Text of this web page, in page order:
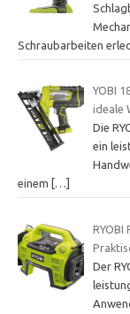
Schraubarbeiten
YOBI
ideale
Die
ein
einem
[…]
RYOBI
Der